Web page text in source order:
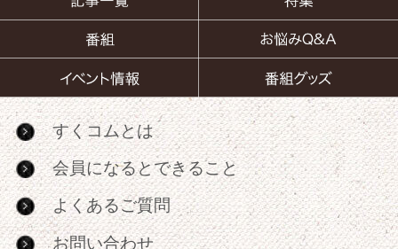
すくコムとは
会員になるとできること
よくあるご質問
お問い合わせ